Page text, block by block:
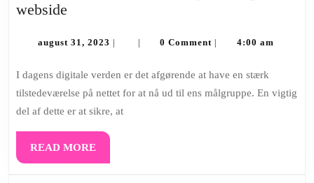
webside
for
til
SEO-
optimering
af
din
august 31, 2023 august
0 Comment 4:00 am
I dagens digitale verden er det afgørende at have en stærk
tilstedeværelse på nettet for at nå ud til ens målgruppe. En vigtig
del af dette er at sikre, at
READ MOREREAD
MORE